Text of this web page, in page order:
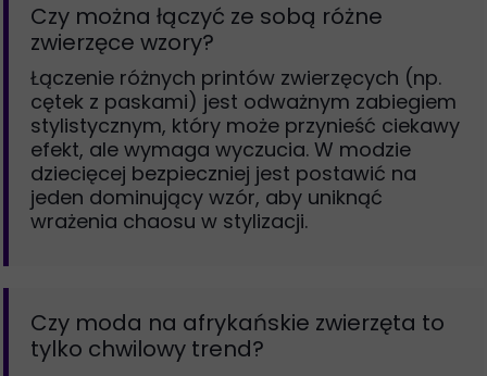
Czy można łączyć ze sobą różne
zwierzęce wzory?
Łączenie różnych printów zwierzęcych (np.
cętek z paskami) jest odważnym zabiegiem
stylistycznym, który może przynieść ciekawy
efekt, ale wymaga wyczucia. W modzie
dziecięcej bezpieczniej jest postawić na
jeden dominujący wzór, aby uniknąć
wrażenia chaosu w stylizacji.
Czy moda na afrykańskie zwierzęta to
tylko chwilowy trend?